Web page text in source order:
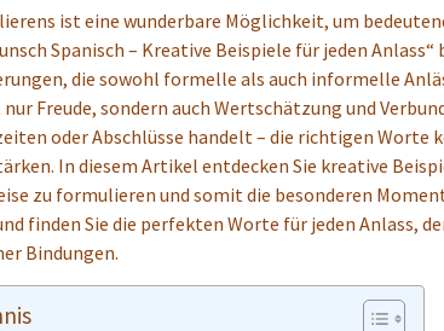
ist eine wunderbare Möglichkeit, um
Spanisch – Kreative Beispiele für jeden
die sowohl formelle als auch informelle
Freude, sondern auch Wertschätzung und
oder Abschlüsse handelt – die richtigen Worte
In diesem Artikel entdecken Sie kreative
zu formulieren und somit die besonderen
finden Sie die perfekten Worte für jeden Anlass,
Bindungen.